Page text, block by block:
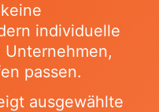
individuelle
passen.
ausgewählte